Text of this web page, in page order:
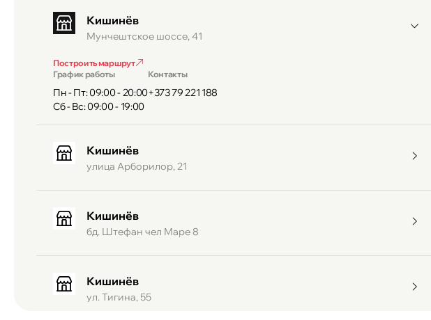
Кишинёв
Мунчештское шоссе, 41
Построить маршрут
График работы
Пн - Пт: 09:00 - 20:00
Сб - Вс: 09:00 - 19:00
Контакты
+373 79 221 188
Кишинёв
улица Арборилор, 21
Кишинёв
бд. Штефан чел Маре 8
Кишинёв
ул. Тигина, 55